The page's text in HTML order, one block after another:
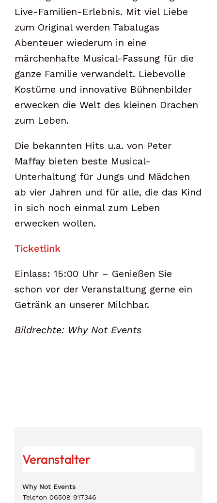
Live-Familien-Erlebnis. Mit viel Liebe
zum Original werden Tabalugas
Abenteuer wiederum in eine
märchenhafte Musical-Fassung für die
ganze Familie verwandelt. Liebevolle
Kostüme und innovative Bühnenbilder
erwecken die Welt des kleinen Drachen
zum Leben.
Die bekannten Hits u.a. von Peter
Maffay bieten beste Musical-
Unterhaltung für Jungs und Mädchen
ab vier Jahren und für alle, die das Kind
in sich noch einmal zum Leben
erwecken wollen.
Ticketlink
Einlass: 15:00 Uhr – Genießen Sie
schon vor der Veranstaltung gerne ein
Getränk an unserer Milchbar.
Bildrechte: Why Not Events
Veranstalter
Why Not Events
Telefon 06508 917346